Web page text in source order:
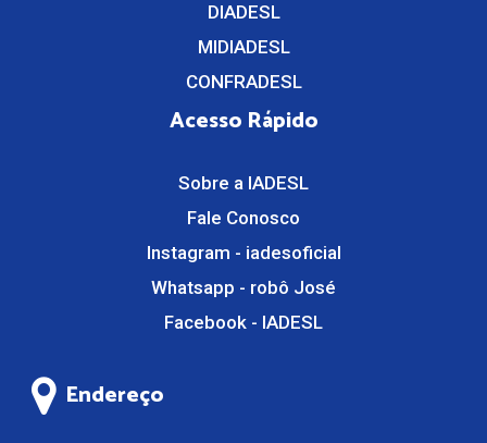
DIADESL
MIDIADESL
CONFRADESL
Acesso Rápido
Sobre a IADESL
Fale Conosco
Instagram - iadesoficial
Whatsapp - robô José
Facebook - IADESL
Endereço